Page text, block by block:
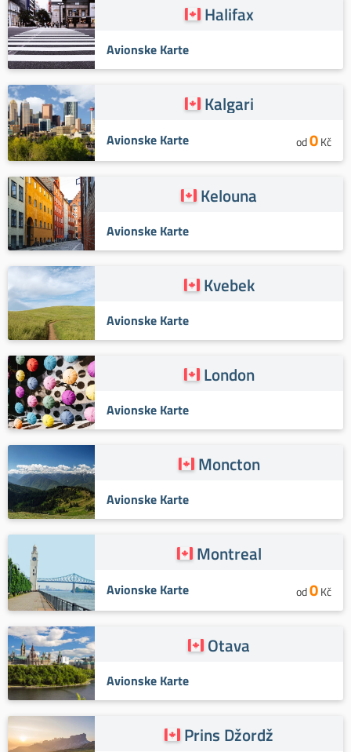
Halifax
Avionske Karte
Kalgari
Avionske Karte od0Kč
Kelouna
Avionske Karte
Kvebek
Avionske Karte
London
Avionske Karte
Moncton
Avionske Karte
Montreal
Avionske Karte od0Kč
Otava
Avionske Karte
Prins Džordž